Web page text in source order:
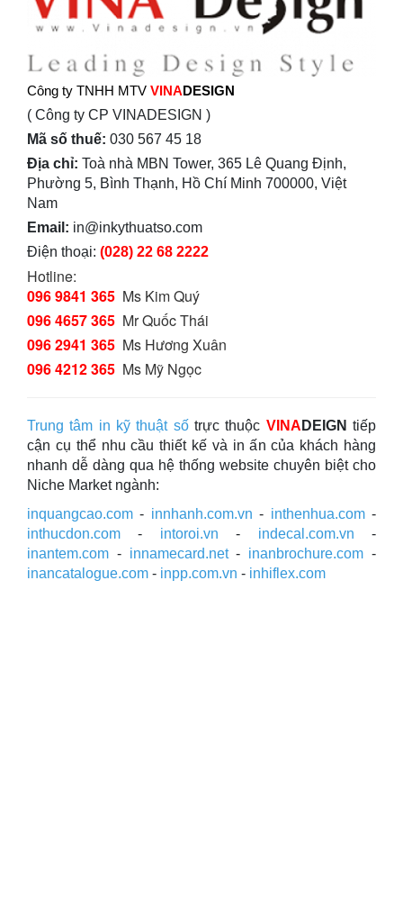
Công ty TNHH MTV VINADESIGN
( Công ty CP VINADESIGN )
Mã số thuế: 030 567 45 18
Địa chỉ: Toà nhà MBN Tower, 365 Lê Quang Định,
Phường 5, Bình Thạnh, Hồ Chí Minh 700000, Việt
Nam
Email: in@inkythuatso.com
Điện thoại: (028) 22 68 2222
Hotline:
096 9841 365 Ms Kim Quý
096 4657 365 Mr Quốc Thái
096 2941 365 Ms Hương Xuân
096 4212 365 Ms Mỹ Ngọc
Trung tâm in kỹ thuật sốtrực thuộc VINA DEIGN tiếp
cận cụ thể nhu cầu thiết kế và in ấn của khách hàng
nhanh dễ dàng qua hệ thống website chuyên biệt cho
Niche Market ngành:
inquangcao.com - innhanh.com.vn - inthenhua.com-
inthucdon.com - intoroi.vn - indecal.com.vn -
inantem.com - innamecard.net- inanbrochure.com -
inancatalogue.com - inpp.com.vn - inhiflex.com